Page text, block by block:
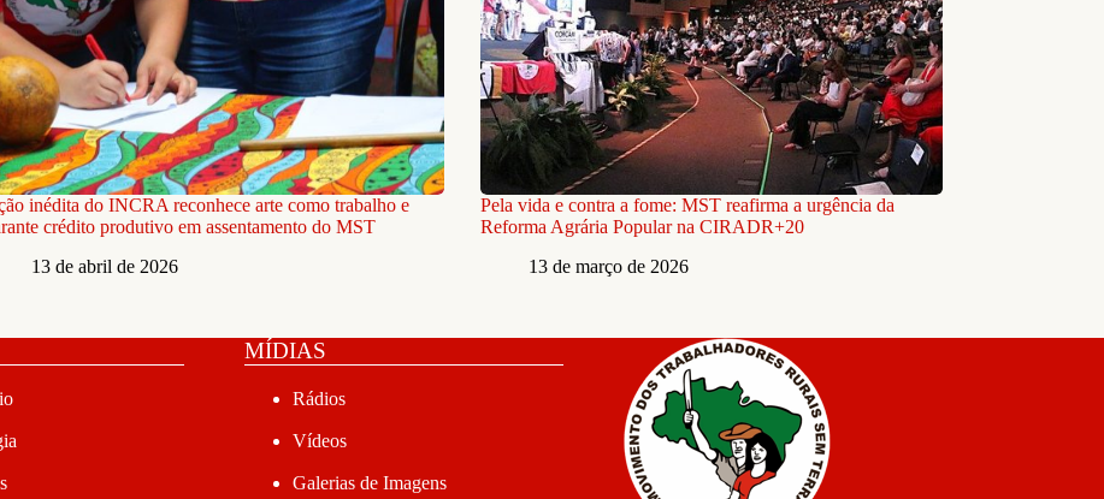
inédita do INCRA reconhece arte como trabalho e
crédito produtivo em assentamento do MST
13 de abril de 2026
Pela vida e contra a fome: MST reafirma a urgência da
Reforma Agrária Popular na CIRADR+20
13 de março de 2026
MÍDIAS
Rádios
Vídeos
Galerias de Imagens